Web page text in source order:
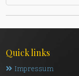
Quick links
Impressum